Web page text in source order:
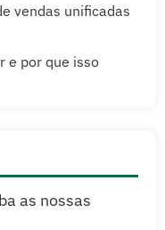
vendas unificadas
e por que isso
as nossas